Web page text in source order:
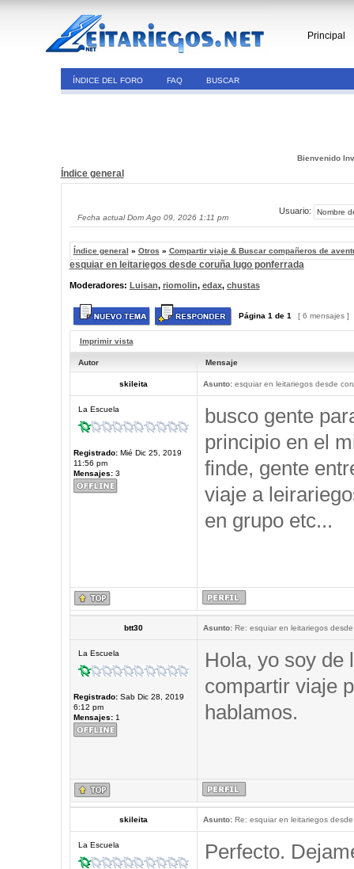
Principal
ÍNDICE DEL FORO FAQ BUSCAR
Bienvenido
Índice general
Fecha actual Dom Ago 09, 2026 1:11 pm
Usuario:
Índice general » Otros » Compartir viaje & Buscar compañeros de
esquiar en leitariegos desde coruña lugo ponferrada
Moderadores: Luisan, riomolin, edax, chustas
Página 1 de 1 [ 6 mensajes ]
Imprimir vista
Autor Mensaje
skileita Asunto:esquiar en leitariegos desde
La Escuela
Registrado:Mié Dic 25, 2019
11:56 pm
Mensajes:3
busco gente
principio en el
finde, gente
viaje a
en grupo etc...
btt30 Asunto:Re: esquiar en leitariegos
La Escuela
Registrado:Sab Dic 28, 2019
6:12 pm
Mensajes:1
Hola, yo soy de
compartir viaje
hablamos.
skileita Asunto:Re: esquiar en leitariegos
La Escuela
Perfecto.